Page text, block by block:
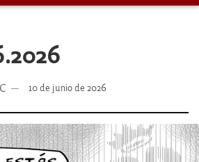
10 de junio de 2026